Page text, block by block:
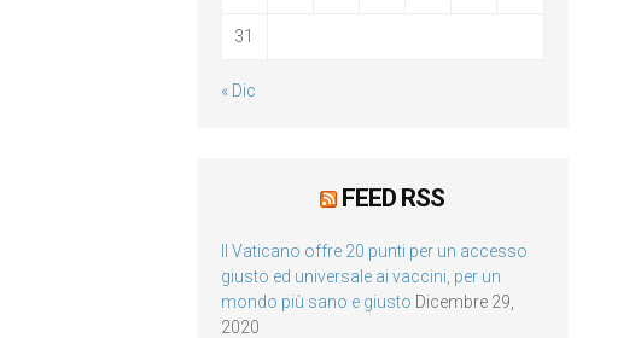
31
« Dic
FEED RSS
Il Vaticano offre 20 punti per un accesso
giusto ed universale ai vaccini, per un
mondo più sano e giusto Dicembre 29,
2020